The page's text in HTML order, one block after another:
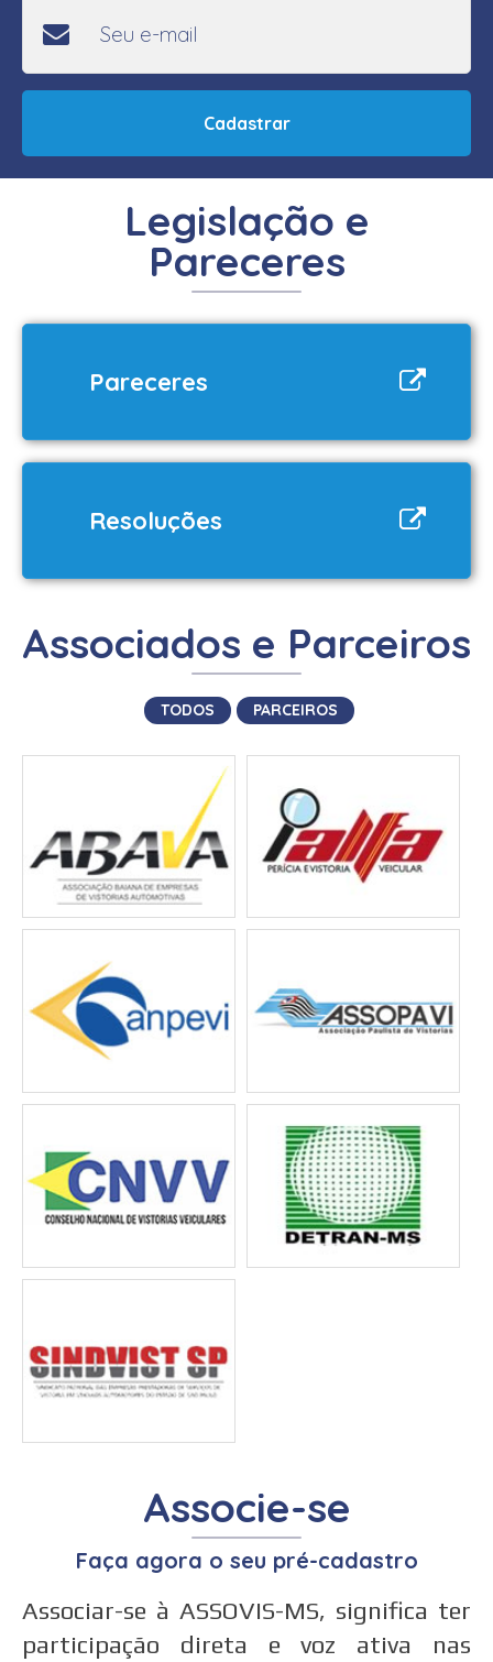
Cadastrar
Legislação e
Pareceres
Pareceres
Resoluções
Associados e Parceiros
TODOS PARCEIROS
Associe-se
Faça agora o seu pré-cadastro
Associar-se à ASSOVIS-MS, significa ter
participação direta e voz ativa nas